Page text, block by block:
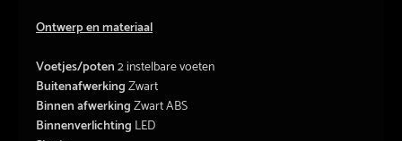
Ontwerp en materiaal
Voetjes/poten2 instelbare voeten
BuitenafwerkingZwart
Binnen afwerkingZwart ABS
Binnenverlichting LED